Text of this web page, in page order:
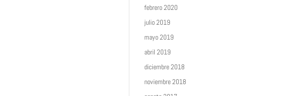
febrero 2020
julio 2019
mayo 2019
abril 2019
diciembre 2018
noviembre 2018